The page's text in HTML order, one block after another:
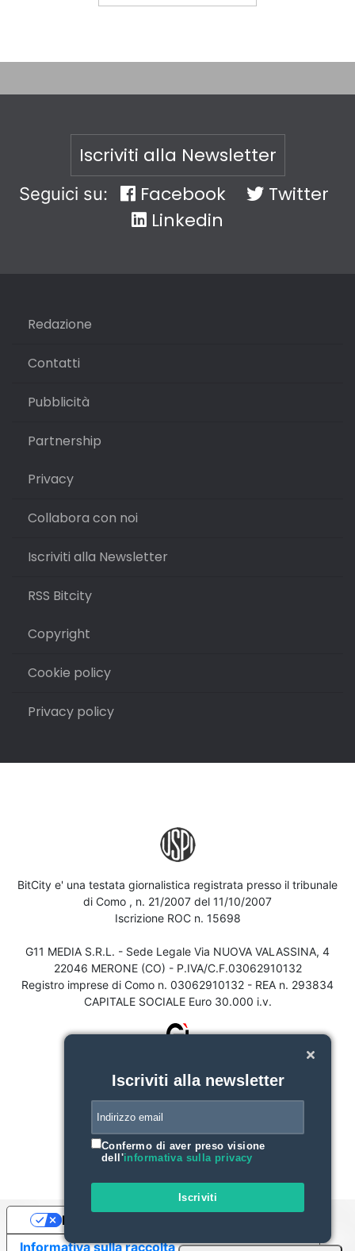
Iscriviti alla Newsletter
Seguici su: Facebook
Twitter
Linkedin
Redazione
Contatti
Pubblicità
Partnership
Privacy
Collabora con noi
Iscriviti alla Newsletter
RSS Bitcity
Copyright
Cookie policy
Privacy policy
BitCity e' una testata giornalistica registrata presso il tribunale
di Como , n. 21/2007 del 11/10/2007
Iscrizione ROC n. 15698
G11 MEDIA S.R.L. - Sede Legale Via NUOVA VALASSINA, 4
22046 MERONE (CO) - P.IVA/C.F.03062910132
Registro imprese di Como n. 03062910132 - REA n. 293834
CAPITALE SOCIALE Euro 30.000 i.v.
Iscriviti alla newsletter
Confermo di aver preso visione
dell'informativa sulla privacy
Iscriviti
Informativa sulla raccolta
Le tue preferenze relative alla privacy